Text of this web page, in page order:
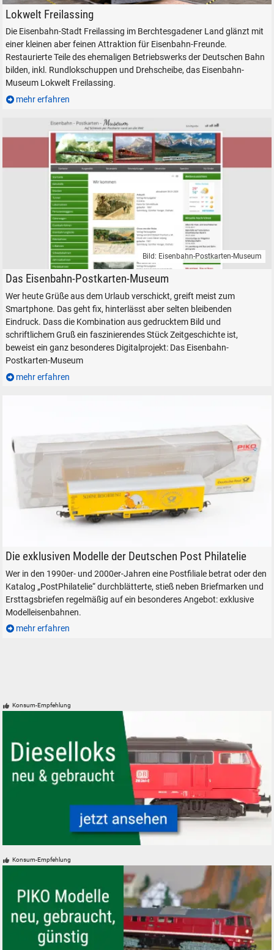
LAG 1 Nebenbahnlokomotive im Lokschuppen, 21. Mai 2017
Lokwelt Freilassing
Die Eisenbahn-Stadt Freilassing im Berchtesgadener Land glänzt mit
einer kleinen aber feinen Attraktion für Eisenbahn-Freunde.
Restaurierte Teile des ehemaligen Betriebswerks der Deutschen Bahn
bilden, inkl. Rundlokschuppen und Drehscheibe, das Eisenbahn-
Museum Lokwelt Freilassing.
mehr erfahren
Eisenbahn - Postkarten - Museum - Auf Schienen per Postkarte rund um
Bild: Eisenbahn-Postkarten-Museum
Das Eisenbahn-Postkarten-Museum
Wer heute Grüße aus dem Urlaub verschickt, greift meist zum
Smartphone. Das geht fix, hinterlässt aber selten bleibenden
Eindruck. Dass die Kombination aus gedrucktem Bild und
schriftlichem Gruß ein faszinierendes Stück Zeitgeschichte ist,
beweist ein ganz besonderes Digitalprojekt: Das Eisenbahn-
Postkarten-Museum
mehr erfahren
Deutsche Post Philatelie Jahreswagen 2003 von PIKO.
Die exklusiven Modelle der Deutschen Post Philatelie
Wer in den 1990er- und 2000er-Jahren eine Postfiliale betrat oder den
Katalog „PostPhilatelie“ durchblätterte, stieß neben Briefmarken und
Ersttagsbriefen regelmäßig auf ein besonderes Angebot: exklusive
Modelleisenbahnen.
mehr erfahren
Konsum-Empfehlung
Konsum-Empfehlung
SUCHEN
Durchsuchen
Suche ...
suchen Abbrechen